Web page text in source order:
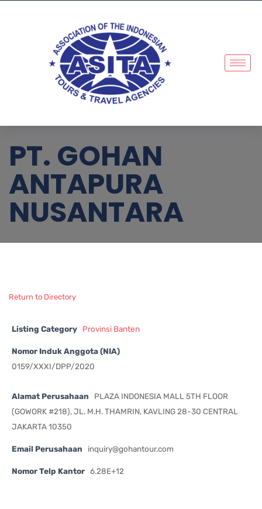
PT. GOHAN
ANTAPURA
NUSANTARA
Return to Directory
Listing Category Provinsi Banten
Nomor Induk Anggota (NIA)
0159/XXXI/DPP/2020
Alamat Perusahaan
PLAZA INDONESIA MALL 5TH FLOOR
(GOWORK #218), JL. M.H. THAMRIN, KAVLING 28-30 CENTRAL
JAKARTA 10350
Email Perusahaan inquiry@gohantour.com
Nomor Telp Kantor 6.28E+12